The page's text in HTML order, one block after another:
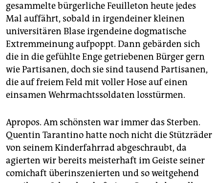
gesammelte bürgerliche Feuilleton heute jedes
Mal auffährt, sobald in irgendeiner kleinen
universitären Blase irgendeine dogmatische
Extremmeinung aufpoppt. Dann gebärden sich
die in die gefühlte Enge getriebenen Bürger gern
wie Partisanen, doch sie sind tausend Partisanen,
die auf freiem Feld mit voller Hose auf einen
einsamen Wehrmachtssoldaten losstürmen.
Apropos. Am schönsten war immer das Sterben.
Quentin Tarantino hatte noch nicht die Stützräder
von seinem Kinderfahrrad abgeschraubt, da
agierten wir bereits meisterhaft im Geiste seiner
comichaft überinszenierten und so weitgehend